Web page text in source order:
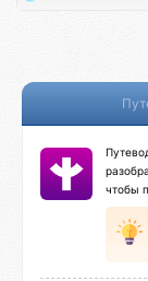
чтобы